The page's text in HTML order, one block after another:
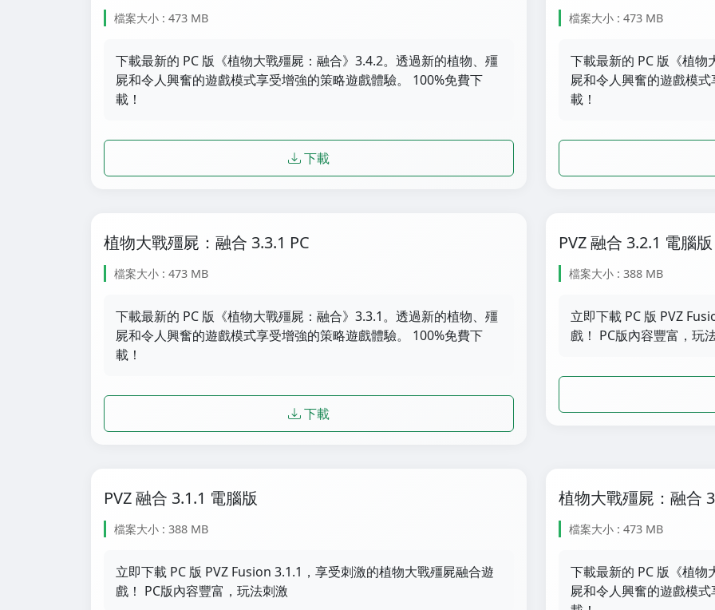
檔案大小 : 473 MB
下載最新的 PC 版《植物大戰殭屍：融合》3.4.2。透過新的植物、殭
屍和令人興奮的遊戲模式享受增強的策略遊戲體驗。 100%免費下
載！
下載
檔案大小 : 473 MB
下載最新的 PC 版《植
屍和令人興奮的遊戲模
載！
植物大戰殭屍：融合 3.3.1 PC
檔案大小 : 473 MB
下載最新的 PC 版《植物大戰殭屍：融合》3.3.1。透過新的植物、殭
屍和令人興奮的遊戲模式享受增強的策略遊戲體驗。 100%免費下
載！
下載
PVZ 融合 3.2.1 電腦版
檔案大小 : 388 MB
立即下載 PC 版 PVZ
戲！ PC版內容豐富，玩
PVZ 融合 3.1.1 電腦版
檔案大小 : 388 MB
立即下載 PC 版 PVZ Fusion 3.1.1，享受刺激的植物大戰殭屍融合遊
戲！ PC版內容豐富，玩法刺激
植物大戰殭屍：融合
檔案大小 : 473 MB
下載最新的 PC 版《植
屍和令人興奮的遊戲模